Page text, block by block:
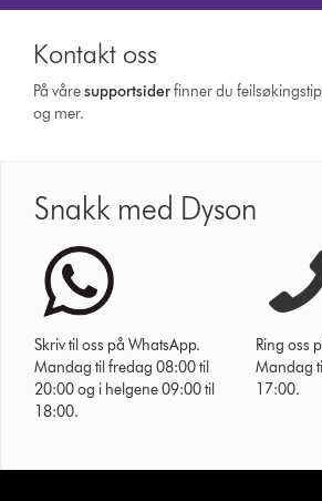
Kontakt oss
På våresupportsiderfinner du
og mer.
Snakk med Dyson
Skriv til oss på WhatsApp.
Mandag til fredag 08:00 til
20:00 og i helgene 09:00 til
18:00.
Ring oss
Mandag
17:00.